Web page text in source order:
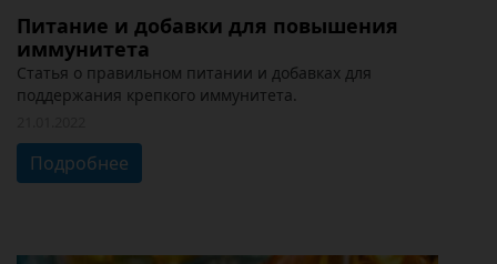
Питание и добавки для повышения
иммунитета
Статья о правильном питании и добавках для
поддержания крепкого иммунитета.
Подробнее